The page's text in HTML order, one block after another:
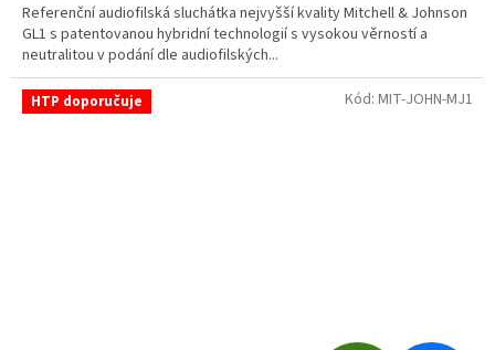
Referenční audiofilská sluchátka nejvyšší kvality Mitchell & Johnson
GL1 s patentovanou hybridní technologií s vysokou věrností a
neutralitou v podání dle audiofilských...
HTP doporučuje Kód: MIT-JOHN-MJ1